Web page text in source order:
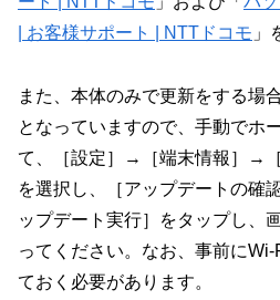
| お客様サポート | NTTドコモ 」
また、本体のみで更新をする場
となっていますので、手動でホ
て、［設定］→［端末情報］→［
を選択し、［アップデートの確
ップデート実行］をタップし、
ってください。なお、事前に
ておく必要があります。